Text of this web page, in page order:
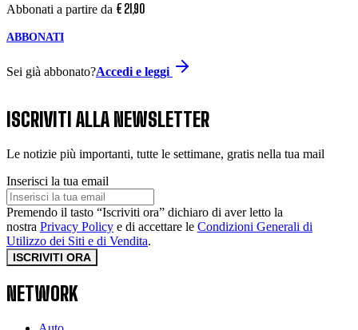
Abbonati a partire da € 21,90
ABBONATI
Sei già abbonato?Accedi e leggi
ISCRIVITI ALLA NEWSLETTER
Le notizie più importanti, tutte le settimane, gratis nella tua mail
Inserisci la tua email
Premendo il tasto “Iscriviti ora” dichiaro di aver letto la
nostra Privacy Policy e di accettare le Condizioni Generali di
Utilizzo dei Siti e di Vendita.
ISCRIVITI ORA
NETWORK